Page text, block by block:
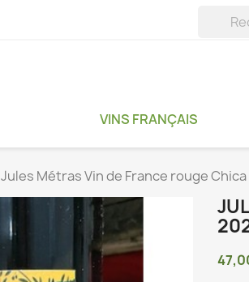
VINS FRANÇAIS
Jules Métras Vin de France rouge